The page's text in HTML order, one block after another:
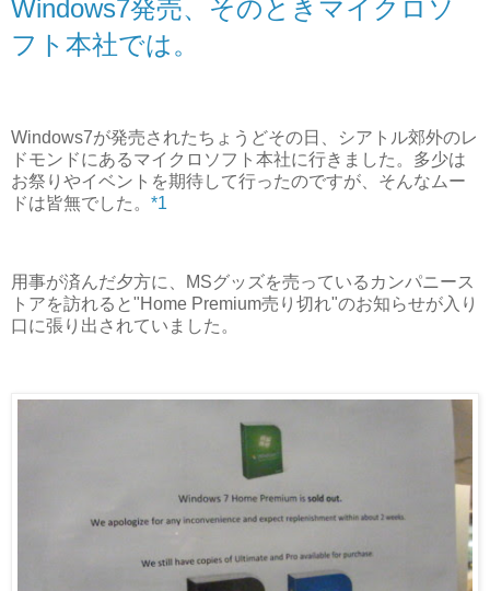
Windows7発売、そのときマイクロソ
フト本社では。
Windows7が発売されたちょうどその日、シアトル郊外のレ
ドモンドにあるマイクロソフト本社に行きました。多少は
お祭りやイベントを期待して行ったのですが、そんなムー
ドは皆無でした。 *1
用事が済んだ夕方に、MSグッズを売っているカンパニース
トアを訪れると"Home Premium売り切れ"のお知らせが入り
口に張り出されていました。